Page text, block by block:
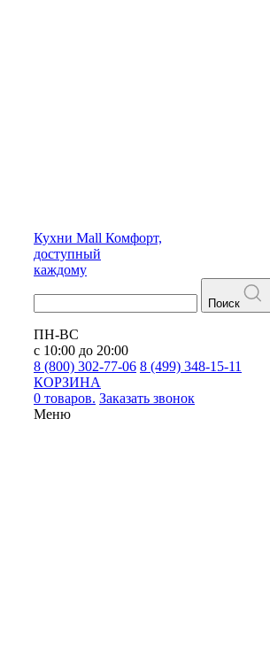
Кухни Mall Комфорт,
доступный
каждому
Поиск
ПН-ВС
с 10:00 до 20:00
8 (800) 302-77-06 8 (499) 348-15-11
КОРЗИНА
0 товаров. Заказать звонок
Меню